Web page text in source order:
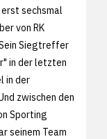
sechsmal
von RK
Siegtreffer
in der letzten
in der
zwischen den
Sporting
seinem Team